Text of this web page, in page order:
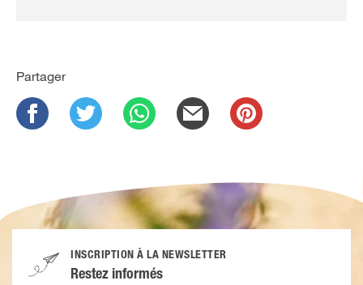
Partager
INSCRIPTION À LA NEWSLETTER
Restez informés